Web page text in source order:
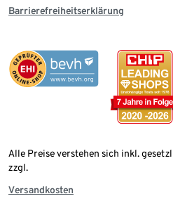
Barrierefreiheitserklärung
Alle Preise verstehen sich inkl.
zzgl.
Versandkosten